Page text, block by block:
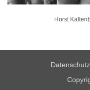
Horst
Datenschutz